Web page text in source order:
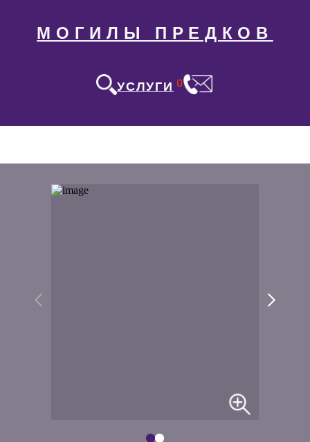
МОГИЛЫ ПРЕДКОВ
УСЛУГИ 0